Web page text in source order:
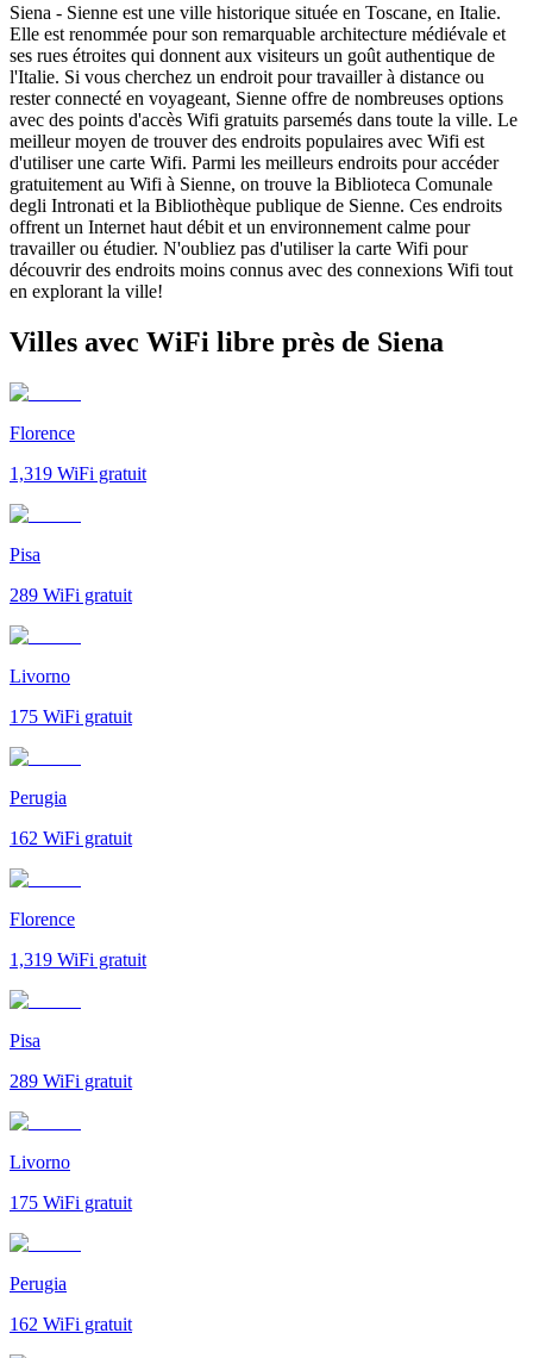
Siena - Sienne est une ville historique située en Toscane, en Italie.
Elle est renommée pour son remarquable architecture médiévale et
ses rues étroites qui donnent aux visiteurs un goût authentique de
l'Italie. Si vous cherchez un endroit pour travailler à distance ou
rester connecté en voyageant, Sienne offre de nombreuses options
avec des points d'accès Wifi gratuits parsemés dans toute la ville. Le
meilleur moyen de trouver des endroits populaires avec Wifi est
d'utiliser une carte Wifi. Parmi les meilleurs endroits pour accéder
gratuitement au Wifi à Sienne, on trouve la Biblioteca Comunale
degli Intronati et la Bibliothèque publique de Sienne. Ces endroits
offrent un Internet haut débit et un environnement calme pour
travailler ou étudier. N'oubliez pas d'utiliser la carte Wifi pour
découvrir des endroits moins connus avec des connexions Wifi tout
en explorant la ville!
Villes avec WiFi libre près de Siena
Florence
1,319 WiFi gratuit
Pisa
289 WiFi gratuit
Livorno
175 WiFi gratuit
Perugia
162 WiFi gratuit
Florence
1,319 WiFi gratuit
Pisa
289 WiFi gratuit
Livorno
175 WiFi gratuit
Perugia
162 WiFi gratuit